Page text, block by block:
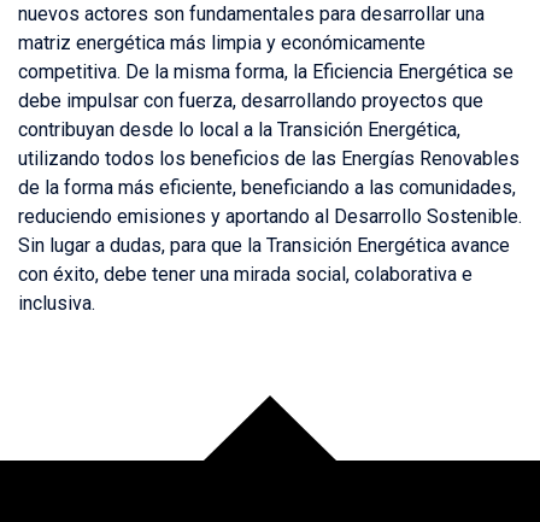
nuevos actores son fundamentales para desarrollar una
matriz energética más limpia y económicamente
competitiva. De la misma forma, la Eficiencia Energética se
debe impulsar con fuerza, desarrollando proyectos que
contribuyan desde lo local a la Transición Energética,
utilizando todos los beneficios de las Energías Renovables
de la forma más eficiente, beneficiando a las comunidades,
reduciendo emisiones y aportando al Desarrollo Sostenible.
Sin lugar a dudas, para que la Transición Energética avance
con éxito, debe tener una mirada social, colaborativa e
inclusiva.